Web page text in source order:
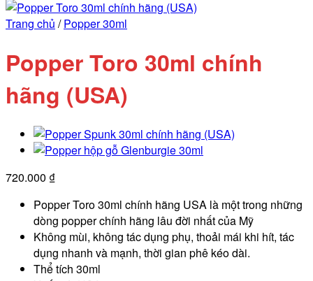
Trang chủ / Popper 30ml
Popper Toro 30ml chính
hãng (USA)
720.000 ₫
Popper Toro 30ml chính hãng USA là một trong những
dòng popper chính hãng lâu đời nhất của Mỹ
Không mùi, không tác dụng phụ, thoải mái khi hít, tác
dụng nhanh và mạnh, thời gian phê kéo dài.
Thể tích 30ml